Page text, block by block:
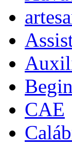
CAE